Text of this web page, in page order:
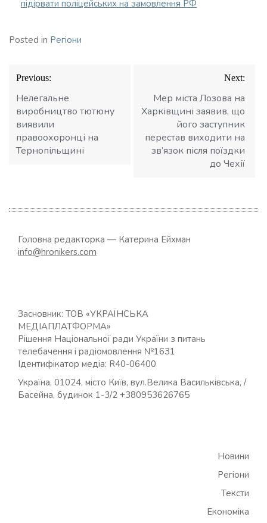
підірвати поліцейських на замовлення РФ
Posted in Регіони
Навігація
записів
Previous:
Нелегальне
виробництво тютюну
виявили
правоохоронці на
Тернопільщині
Next:
Мер міста Лозова на
Харківщині заявив, що
його заступник
перестав виходити на
зв’язок після поїздки
до Чехії
Головна редакторка — Катерина Ейхман
info@hronikers.com
Засновник: ТОВ «УКРАЇНСЬКА
МЕДІАПЛАТФОРМА»
Рішення Національної ради України з питань
телебачення і радіомовлення №1631
Ідентифікатор медіа: R40-06400
Україна, 01024, місто Київ, вул.Велика Васильківська, /
Басейна, будинок 1-3/2 +380953626765
Новини
Регіони
Тексти
Економіка